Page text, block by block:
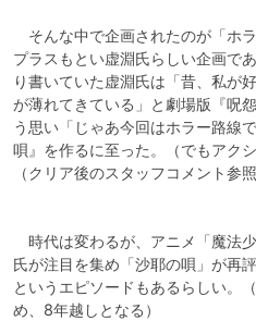
そんな中で企画されたのが「ホ
プラスもとい虚淵氏らしい企画で
り書いていた虚淵氏は「昔、私が
が薄れてきている」と劇場版『呪
う思い「じゃあ今回はホラー路線
唄』を作るに至った。（でもアク
（クリア後のスタッフコメント参照
時代は変わるが、アニメ「魔法
氏が注目を集め「沙耶の唄」が再
というエピソードもあるらしい。
め、8年越しとなる）